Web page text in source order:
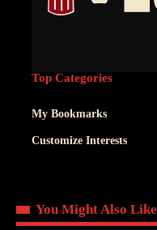
Top Categories
My Bookmarks
Customize Interests
You Might Also Like